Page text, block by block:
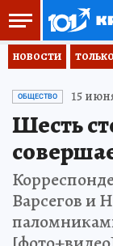
НОВОСТИ
ОБЩЕСТВО 15
Шесть
Варсегов и